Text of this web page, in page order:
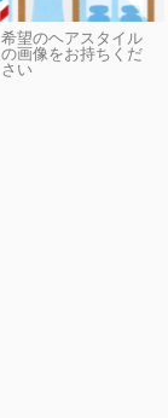
希望のヘアスタイル
の画像をお持ちくだ
さい